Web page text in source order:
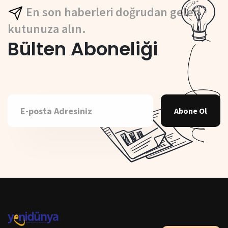
En son haberleri doğrudan gelen
kutunuza alın.
Bülten Aboneliği
Abone Ol